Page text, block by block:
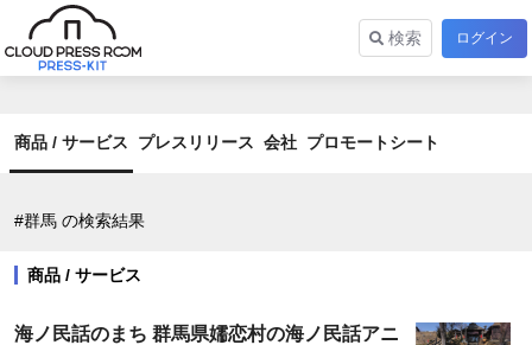
検索 ログイン
商品 / サービス プレスリリース 会社 プロモートシート
#群馬 の検索結果
商品 / サービス
海ノ民話のまち 群馬県嬬恋村の海ノ民話アニ